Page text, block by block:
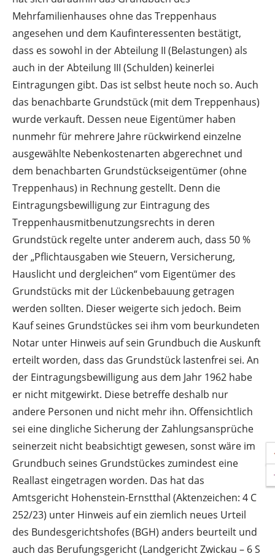
Mehrfamilienhauses ohne das Treppenhaus
angesehen und dem Kaufinteressenten bestätigt,
dass es sowohl in der Abteilung II (Belastungen) als
auch in der Abteilung III (Schulden) keinerlei
Eintragungen gibt. Das ist selbst heute noch so. Auch
das benachbarte Grundstück (mit dem Treppenhaus)
wurde verkauft. Dessen neue Eigentümer haben
nunmehr für mehrere Jahre rückwirkend einzelne
ausgewählte Nebenkostenarten abgerechnet und
dem benachbarten Grundstückseigentümer (ohne
Treppenhaus) in Rechnung gestellt. Denn die
Eintragungsbewilligung zur Eintragung des
Treppenhausmitbenutzungsrechts in deren
Grundstück regelte unter anderem auch, dass 50 %
der „Pflichtausgaben wie Steuern, Versicherung,
Hauslicht und dergleichen“ vom Eigentümer des
Grundstücks mit der Lückenbebauung getragen
werden sollten. Dieser weigerte sich jedoch. Beim
Kauf seines Grundstückes sei ihm vom beurkundeten
Notar unter Hinweis auf sein Grundbuch die Auskunft
erteilt worden, dass das Grundstück lastenfrei sei. An
der Eintragungsbewilligung aus dem Jahr 1962 habe
er nicht mitgewirkt. Diese betreffe deshalb nur
andere Personen und nicht mehr ihn. Offensichtlich
sei eine dingliche Sicherung der Zahlungsansprüche
seinerzeit nicht beabsichtigt gewesen, sonst wäre im
Grundbuch seines Grundstückes zumindest eine
Reallast eingetragen worden. Das hat das
Amtsgericht Hohenstein-Ernstthal (Aktenzeichen: 4 C
252/23) unter Hinweis auf ein ziemlich neues Urteil
des Bundesgerichtshofes (BGH) anders beurteilt und
auch das Berufungsgericht (Landgericht Zwickau – 6 S